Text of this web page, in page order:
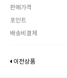
판매가격
포인트
배송비결제
이전상품